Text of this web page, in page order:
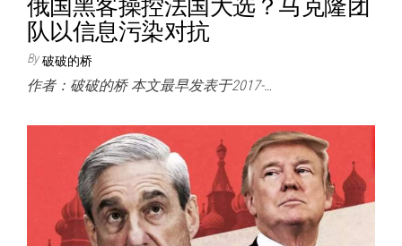
俄国黑客操控法国大选？马克隆团
队以信息污染对抗
By 破破的桥
作者：破破的桥 本文最早发表于2017-…